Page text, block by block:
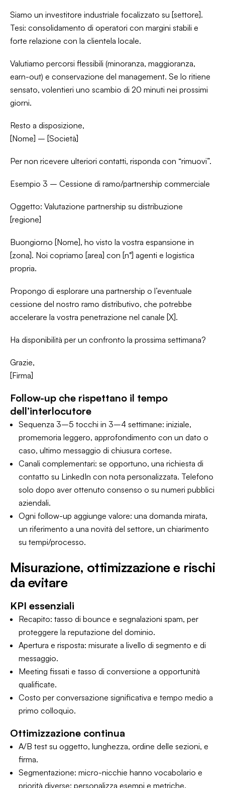
Siamo un investitore industriale focalizzato su [settore].
Tesi: consolidamento di operatori con margini stabili e
forte relazione con la clientela locale.
Valutiamo percorsi flessibili (minoranza, maggioranza,
earn-out) e conservazione del management. Se lo ritiene
sensato, volentieri uno scambio di 20 minuti nei prossimi
giorni.
Resto a disposizione,
[Nome] – [Società]
Per non ricevere ulteriori contatti, risponda con “rimuovi”.
Esempio 3 – Cessione di ramo/partnership commerciale
Oggetto: Valutazione partnership su distribuzione
[regione]
Buongiorno [Nome], ho visto la vostra espansione in
[zona]. Noi copriamo [area] con [n°] agenti e logistica
propria.
Propongo di esplorare una partnership o l’eventuale
cessione del nostro ramo distributivo, che potrebbe
accelerare la vostra penetrazione nel canale [X].
Ha disponibilità per un confronto la prossima settimana?
Grazie,
[Firma]
Follow-up che rispettano il tempo
dell’interlocutore
Sequenza 3–5 tocchi in 3–4 settimane: iniziale,
promemoria leggero, approfondimento con un dato o
caso, ultimo messaggio di chiusura cortese.
Canali complementari: se opportuno, una richiesta di
contatto su LinkedIn con nota personalizzata. Telefono
solo dopo aver ottenuto consenso o su numeri pubblici
aziendali.
Ogni follow-up aggiunge valore: una domanda mirata,
un riferimento a una novità del settore, un chiarimento
su tempi/processo.
Misurazione, ottimizzazione e rischi
da evitare
KPI essenziali
Recapito: tasso di bounce e segnalazioni spam, per
proteggere la reputazione del dominio.
Apertura e risposta: misurate a livello di segmento e di
messaggio.
Meeting fissati e tasso di conversione a opportunità
qualificate.
Costo per conversazione significativa e tempo medio a
primo colloquio.
Ottimizzazione continua
A/B test su oggetto, lunghezza, ordine delle sezioni, e
firma.
Segmentazione: micro-nicchie hanno vocabolario e
priorità diverse; personalizza esempi e metriche.